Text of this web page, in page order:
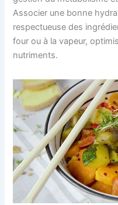
Associer une bonne
respectueuse des
four ou à la vapeur,
nutriments.